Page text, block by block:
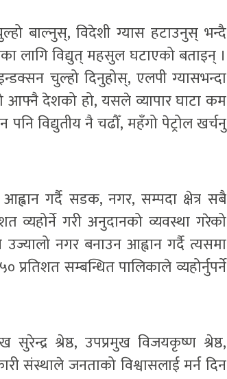
बाल्नुस्, विदेशी ग्यास हटाउनुस् भन्दै
लागि विद्युत् महसुल घटाएको बताइन् ।
चुल्हो दिनुहोस्, एलपी ग्यासभन्दा
आफ्नै देशको हो, यसले व्यापार घाटा कम
पनि विद्युतीय नै चढौँ, महँगो पेट्रोल खर्चनु
गर्दै सडक, नगर, सम्पदा क्षेत्र सबै
व्यहोर्ने गरी अनुदानको व्यवस्था गरेको
नगर बनाउन आह्वान गर्दै त्यसमा
प्रतिशत सम्बन्धित पालिकाले व्यहोर्नुपर्ने
सुरेन्द्र श्रेष्ठ, उपप्रमुख विजयकृष्ण श्रेष्ठ,
संस्थाले जनताको विश्वासलाई मर्न दिन